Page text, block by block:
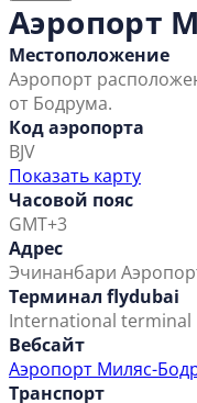
Аэропорт
Местоположение
Аэропорт
от Бодрума.
Код аэропорта
BJV
Показать карту
Часовой пояс
GMT+3
Адрес
Эчинанбари
Терминал flydubai
International terminal
Вебсайт
Аэропорт Миляс-
Транспорт